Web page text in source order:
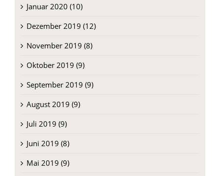
Dezember 2019 (12)
November 2019 (8)
Oktober 2019 (9)
September 2019 (9)
August 2019 (9)
Juli 2019 (9)
Juni 2019 (8)
Mai 2019 (9)
April 2019 (13)